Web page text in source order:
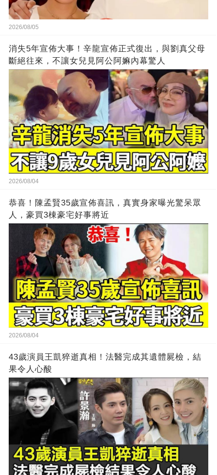
2026/08/05
消失5年宣佈大事！辛龍宣佈正式復出，與劉真父母
斷絕往來，不讓女兒見阿公阿嫲內幕驚人
2026/08/04
恭喜！陳孟賢35歲宣佈喜訊，真實身家曝光驚呆眾
人，豪買3棟豪宅好事將近
2026/08/04
43歲演員王凱猝逝真相！法醫完成其遺體屍檢，結
果令人心酸